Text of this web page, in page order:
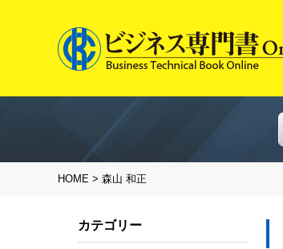
HOME > 森山 和正
カテゴリー